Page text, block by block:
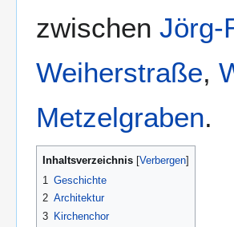
zwischen Jörg-
Weiherstraße,
Metzelgraben.
Inhaltsverzeichnis
1 Geschichte
2 Architektur
3 Kirchenchor